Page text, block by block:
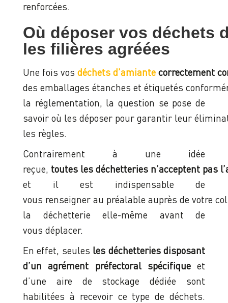
renforcées.
Où déposer vos déchets
les filières agréées
Une fois vos déchets d’amiante correctement
des emballages étanches et étiquetés
la réglementation, la question se pose de
savoir où les déposer pour garantir leur
les règles.
Contrairement à une idée
reçue, toutes les déchetteries n’acceptent pas
et il est indispensable de
vous renseigner au préalable auprès de votre
la déchetterie elle-même avant de
vous déplacer.
En effet, seules les déchetteries disposant
d’un agrément préfectoral spécifique et
d’une aire de stockage dédiée sont
habilitées à recevoir ce type de déchets.